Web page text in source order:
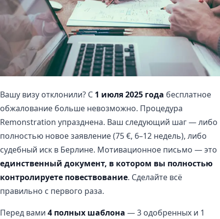
Вашу визу отклонили? С 1 июля 2025 года бесплатное
обжалование больше невозможно. Процедура
Remonstration упразднена. Ваш следующий шаг — либо
полностью новое заявление (75 €, 6–12 недель), либо
судебный иск в Берлине. Мотивационное письмо — это
единственный документ, в котором вы полностью
контролируете повествование. Сделайте всё
правильно с первого раза.
Перед вами 4 полных шаблона — 3 одобренных и 1